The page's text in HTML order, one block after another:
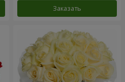
Заказать